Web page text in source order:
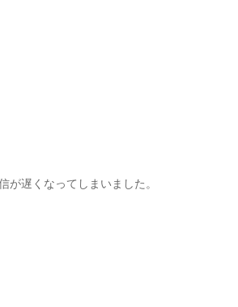
遅くなってしまいました。